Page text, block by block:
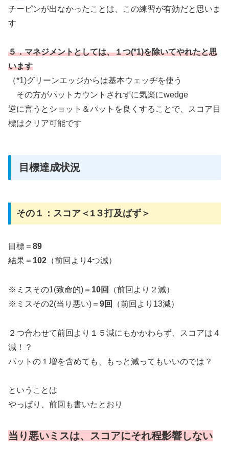
チーピンが出なかったことは、この練習が有効だと思いま
す
５．マネジメントとしては、１つ(*1)を除いてやれたと思
います
（*1)グリーンエッジからは基本ウェッヂを使う
その方がパットカウントされずに気楽にwedge
逆に言うとショット＆パットを良くすることで、スコア目
標はクリア可能です
目標達成状況
その１：スコア＜1３打及ばず＞
目標＝ 89
結果＝ 102 （前回より4つ減）
※ミスその1(致命的)＝ 10回
（前回より２減）
※ミスその2(当り悪い)＝ 9回 （前回より13減）
２つ合わせて前回より１５減にもかかわらず、スコアは４
減！？
パットの１増を含めても、もっと減ってもいいのでは？
ということは
やっぱり、前回も書いたとおり
当り悪いミスは、スコアにそれ程影響しない